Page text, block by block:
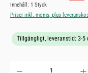
Innehåll: 1 Styck
Priser inkl. moms, plus
Tillgängligt, leveranstid: 3-5
Produktkvantitet: Ange önskat